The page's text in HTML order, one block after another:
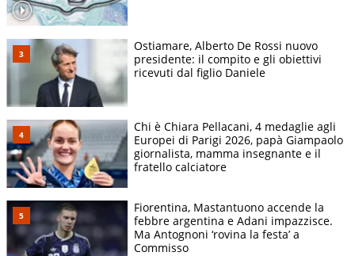
Ostiamare, Alberto De Rossi nuovo
presidente: il compito e gli obiettivi
ricevuti dal figlio Daniele
Chi è Chiara Pellacani, 4 medaglie agli
Europei di Parigi 2026, papà Giampaolo
giornalista, mamma insegnante e il
fratello calciatore
Fiorentina, Mastantuono accende la
febbre argentina e Adani impazzisce.
Ma Antognoni ‘rovina la festa’ a
Commisso